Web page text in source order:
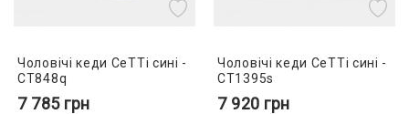
Чоловічі кеди CeTTi сині -
CT848q
7 785 грн
Чоловічі кеди CeTTi сині -
CT1395s
7 920 грн